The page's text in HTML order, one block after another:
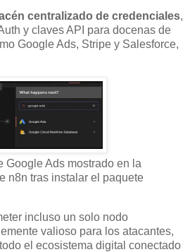
centralizado de credenciales,
y claves API para docenas de
Google Ads, Stripe y Salesforce,
Google Ads mostrado en la
n8n tras instalar el paquete
incluso un solo nodo
valioso para los atacantes,
el ecosistema digital conectado